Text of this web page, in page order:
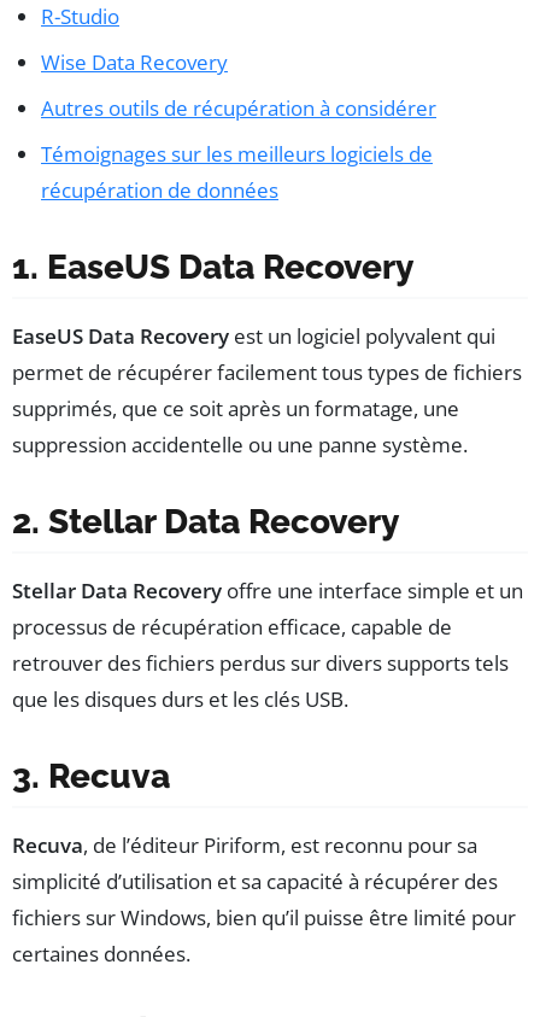
R-Studio
Wise Data Recovery
Autres outils de récupération à considérer
Témoignages sur les meilleurs logiciels de
récupération de données
1. EaseUS Data Recovery
EaseUS Data Recovery est un logiciel polyvalent qui
permet de récupérer facilement tous types de fichiers
supprimés, que ce soit après un formatage, une
suppression accidentelle ou une panne système.
2. Stellar Data Recovery
Stellar Data Recovery offre une interface simple et un
processus de récupération efficace, capable de
retrouver des fichiers perdus sur divers supports tels
que les disques durs et les clés USB.
3. Recuva
Recuva, de l’éditeur Piriform, est reconnu pour sa
simplicité d’utilisation et sa capacité à récupérer des
fichiers sur Windows, bien qu’il puisse être limité pour
certaines données.